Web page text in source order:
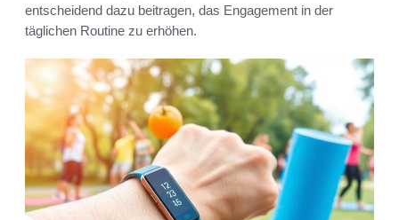
entscheidend dazu beitragen, das Engagement in der
täglichen Routine zu erhöhen.